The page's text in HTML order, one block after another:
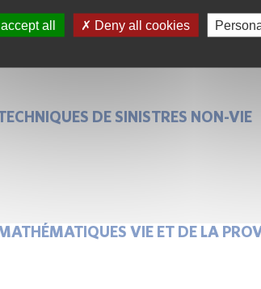
DE SINISTRES NON-VIE
VIE ET DE LA
all Deny all cookies